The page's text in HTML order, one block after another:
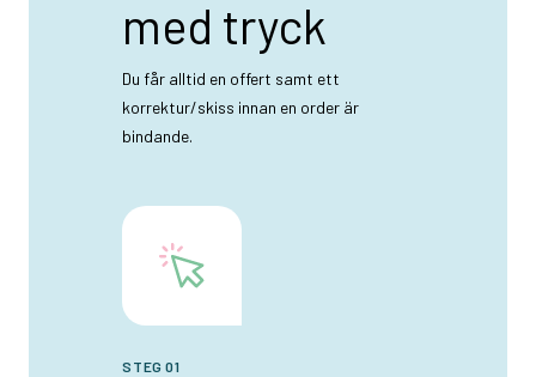
med tryck
Du får alltid en offert samt ett
korrektur/skiss innan en order är
bindande.
STEG 01